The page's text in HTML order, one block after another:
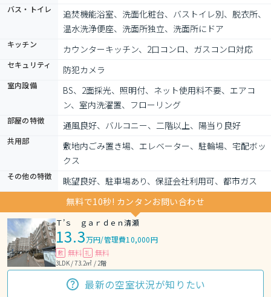
バス・トイレ
追焚機能浴室、洗面化粧台、バストイレ別、脱衣所、
温水洗浄便座、洗面所独立、洗面所にドア
キッチン カウンターキッチン、2口コンロ、ガスコンロ対応
セキュリティ 防犯カメラ
室内設備
BS、2面採光、照明付、ネット使用料不要、エアコ
ン、室内洗濯置、フローリング
部屋の特徴 通風良好、バルコニー、二階以上、陽当り良好
共用部
敷地内ごみ置き場、エレベーター、駐輪場、宅配ボッ
クス
その他の特徴
眺望良好、駐車場あり、保証会社利用可、都市ガス
無料で10秒! カンタンお問い合わせ
Ｔ’ｓ ｇａｒｄｅｎ清瀬
13.3万円/管理費10,000円
敷 無料 礼 無料
3LDK / 73.2㎡ / 2階
最新の空室状況が知りたい